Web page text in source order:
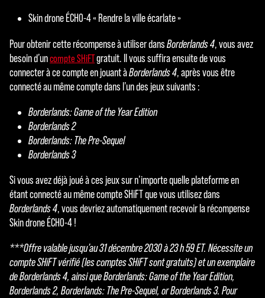
Skin drone ÉCHO-4 « Rendre la ville écarlate »
Pour obtenir cette récompense à utiliser dansBorderlands 4, vous avez
besoin d’uncompte SHiFTgratuit. Il vous suffira ensuite de vous
connecter à ce compte en jouant àBorderlands 4, après vous être
connecté au même compte dans l’un des jeux suivants :
Borderlands: Game of the Year Edition
Borderlands 2
Borderlands: The Pre-Sequel
Borderlands 3
Si vous avez déjà joué à ces jeux sur n’importe quelle plateforme en
étant connecté au même compte SHiFT que vous utilisez dans
Borderlands 4, vous devriez automatiquement recevoir la récompense
Skin drone ÉCHO-4 !
***Offre valable jusqu’au 31 décembre 2030 à 23 h 59 ET. Nécessite un
compte SHiFT vérifié (les comptes SHiFT sont gratuits) et un exemplaire
de Borderlands 4, ainsi que Borderlands: Game of the Year Edition,
Borderlands 2, Borderlands: The Pre-Sequel, or Borderlands 3. Pour